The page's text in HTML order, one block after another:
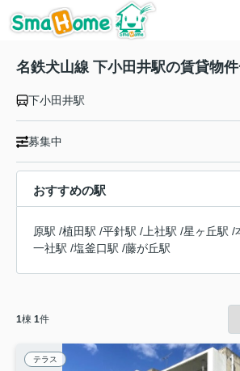
名鉄犬山線 下小田井駅の賃貸物
下小田井駅
募集中
おすすめの駅
原駅 /植田駅 /平針駅 / 上社駅 /星ヶ丘駅 /
一社駅 /塩釜口駅 /藤が丘駅
1棟 1件
テラス